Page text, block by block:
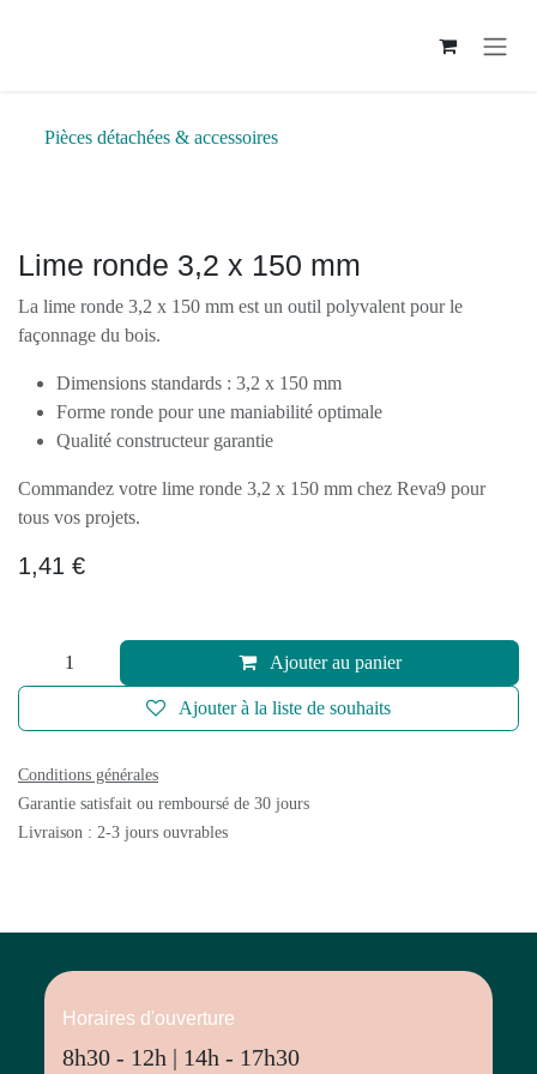
Pièces détachées & accessoires
Lime ronde 3,2 x 150 mm
La lime ronde 3,2 x 150 mm est un outil polyvalent pour le
façonnage du bois.
Dimensions standards : 3,2 x 150 mm
Forme ronde pour une maniabilité optimale
Qualité constructeur garantie
Commandez votre lime ronde 3,2 x 150 mm chez Reva9 pour
tous vos projets.
1,41 €
Ajouter au panier
Ajouter à la liste de souhaits
Conditions générales
Garantie satisfait ou remboursé de 30 jours
Livraison : 2-3 jours ouvrables
Horaires d'ouverture
8h30 - 12h | 14h - 17h30